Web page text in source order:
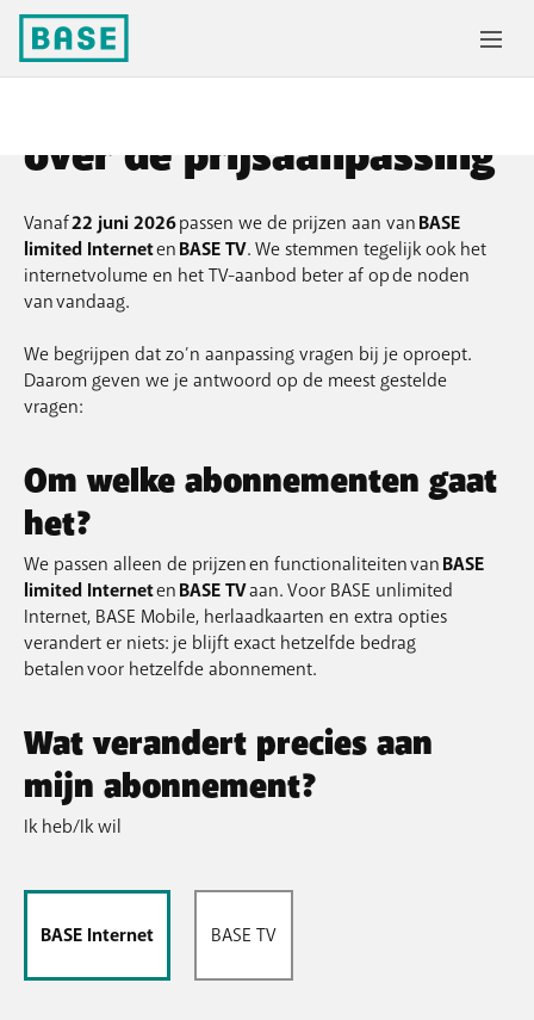
over de prijsaanpassing
Vanaf22 juni 2026passen we de prijzen aan van BASE
limited Interneten BASE TV. We stemmen tegelijk ook het
internetvolume en het TV-aanbod beter af op de noden
van vandaag.
We begrijpen dat zo’n aanpassing vragen bij je oproept.
Daarom geven we je antwoord op de meest gestelde
vragen:
Om welke abonnementen gaat
het?
We passen alleen de prijzen en functionaliteiten van BASE
limited Interneten BASE TVaan. Voor BASE unlimited
Internet, BASE Mobile, herlaadkaarten en extra opties
verandert er niets: je blijft exact hetzelfde bedrag
betalen voor hetzelfde abonnement.
Wat verandert precies aan
mijn abonnement?
Ik heb/Ik wil
BASE Internet BASE TV